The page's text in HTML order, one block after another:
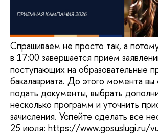
Спрашиваем не просто так, а
в 17:00 завершается прием
поступающих на образовательные
бакалавриата. До этого момента
подать документы, выбрать
несколько программ и уточнить
зачисления. Успейте сделать все
25 июля: https://www.gosuslugi.ru/